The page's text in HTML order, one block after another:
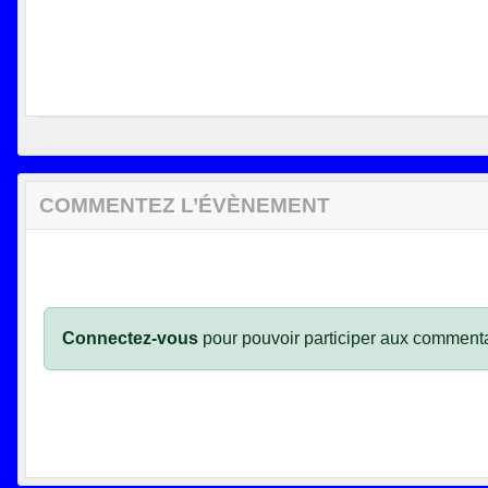
COMMENTEZ L’ÉVÈNEMENT
Connectez-vous pour pouvoir participer aux